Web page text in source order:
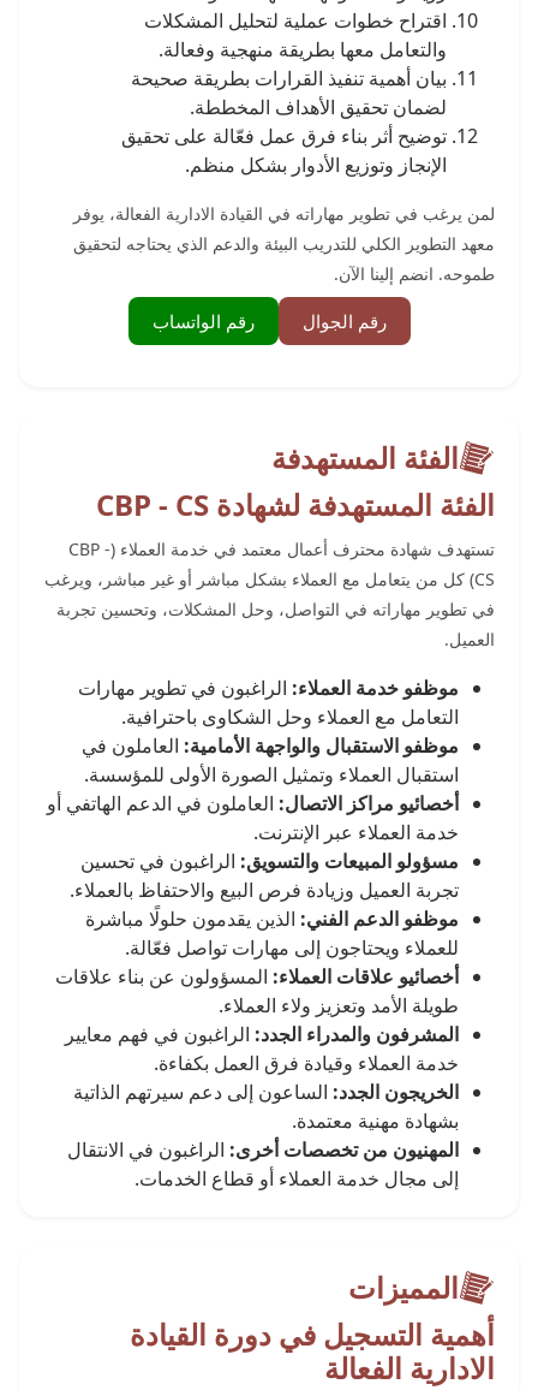
اقتراح خطوات عملية لتحليل المشكلات
والتعامل معها بطريقة منهجية وفعالة.
بيان أهمية تنفيذ القرارات بطريقة صحيحة
لضمان تحقيق الأهداف المخططة.
توضيح أثر بناء فرق عمل فعّالة على تحقيق
الإنجاز وتوزيع الأدوار بشكل منظم.
لمن يرغب في تطوير مهاراته في القيادة الادارية الفعالة، يوفر
معهد التطوير الكلي للتدريب البيئة والدعم الذي يحتاجه لتحقيق
طموحه. انضم إلينا الآن.
رقم الجوال رقم الواتساب
الفئة المستهدفة
الفئة المستهدفة لشهادة CBP - CS
تستهدف شهادة محترف أعمال معتمد في خدمة العملاء (CBP -
CS) كل من يتعامل مع العملاء بشكل مباشر أو غير مباشر، ويرغب
في تطوير مهاراته في التواصل، وحل المشكلات، وتحسين تجربة
العميل.
موظفو خدمة العملاء: الراغبون في تطوير مهارات
التعامل مع العملاء وحل الشكاوى باحترافية.
موظفو الاستقبال والواجهة الأمامية: العاملون في
استقبال العملاء وتمثيل الصورة الأولى للمؤسسة.
أخصائيو مراكز الاتصال: العاملون في الدعم الهاتفي أو
خدمة العملاء عبر الإنترنت.
مسؤولو المبيعات والتسويق: الراغبون في تحسين
تجربة العميل وزيادة فرص البيع والاحتفاظ بالعملاء.
موظفو الدعم الفني: الذين يقدمون حلولًا مباشرة
للعملاء ويحتاجون إلى مهارات تواصل فعّالة.
أخصائيو علاقات العملاء: المسؤولون عن بناء علاقات
طويلة الأمد وتعزيز ولاء العملاء.
المشرفون والمدراء الجدد: الراغبون في فهم معايير
خدمة العملاء وقيادة فرق العمل بكفاءة.
الخريجون الجدد: الساعون إلى دعم سيرتهم الذاتية
بشهادة مهنية معتمدة.
المهنيون من تخصصات أخرى: الراغبون في الانتقال
إلى مجال خدمة العملاء أو قطاع الخدمات.
المميزات
أهمية التسجيل في دورة القيادة
الادارية الفعالة